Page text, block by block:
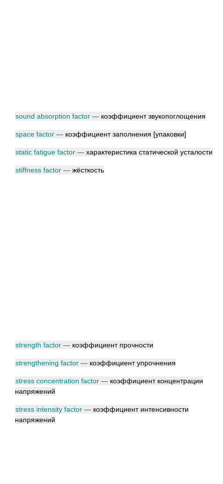
sound absorption factor — коэффициент звукопоглощения
space factor — коэффициент заполнения [упаковки]
static fatigue factor — характеристика статической усталости
stiffness factor — жёсткость
strength factor — коэффициент прочности
strengthening factor — коэффициент упрочнения
stress concentration factor — коэффициент концентрации
напряжений
stress intensity factor — коэффициент интенсивности
напряжений